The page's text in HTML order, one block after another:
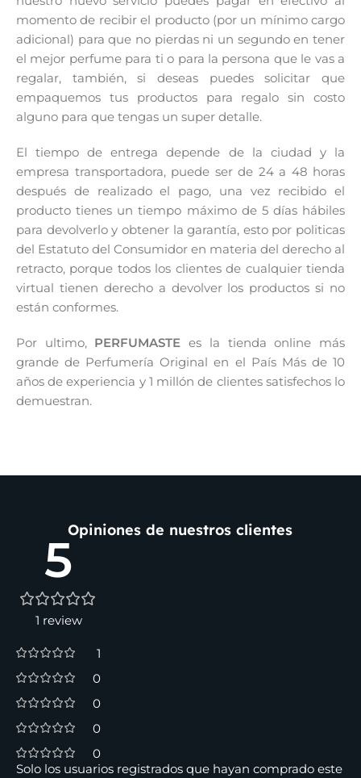
momento de recibir el producto (por un mínimo cargo
adicional) para que no pierdas ni un segundo en tener
el mejor perfume para ti o para la persona que le vas a
regalar, también, si deseas puedes solicitar que
empaquemos tus productos para regalo sin costo
alguno para que tengas un super detalle.
El tiempo de entrega depende de la ciudad y la
empresa transportadora, puede ser de 24 a 48 horas
después de realizado el pago, una vez recibido el
producto tienes un tiempo máximo de 5 días hábiles
para devolverlo y obtener la garantía, esto por politicas
del Estatuto del Consumidor en materia del derecho al
retracto, porque todos los clientes de cualquier tienda
virtual tienen derecho a devolver los productos si no
están conformes.
Por ultimo, PERFUMASTE es la tienda online más
grande de Perfumería Original en el País Más de 10
años de experiencia y 1 millón de clientes satisfechos lo
demuestran.
Opiniones de nuestros clientes
5
1 review
1
0
0
0
0
Solo los usuarios registrados que hayan comprado este